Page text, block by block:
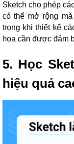
Sketch cho phép
có thể mở rộng
trọng khi thiết kế
họa cần được đảm
5. Học
hiệu quả